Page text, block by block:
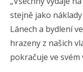
stejně jako
Lánech a bydlení
hrazeny z našich
pokračuje ve svém